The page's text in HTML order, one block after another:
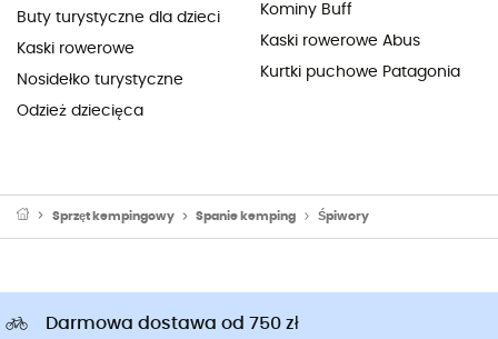
Buty turystyczne dla dzieci
Kaski rowerowe
Nosidełko turystyczne
Odzież dziecięca
Kominy Buff
Kaski rowerowe Abus
Kurtki puchowe Patagonia
Sprzęt kempingowy Spanie kemping Śpiwory
Darmowa dostawa od 750 zł